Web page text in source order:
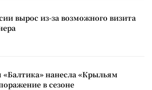
вырос из-за возможного визита
«Балтика» нанесла «Крыльям
в сезоне